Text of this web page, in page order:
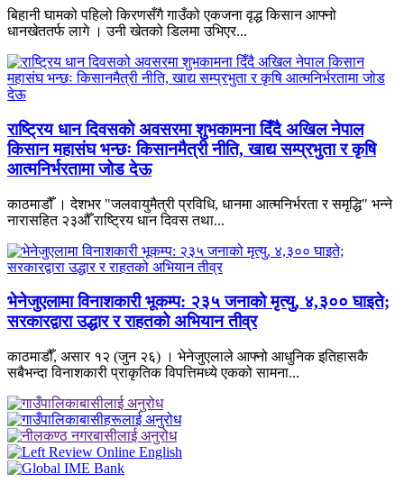
बिहानी घामको पहिलो किरणसँगै गाउँको एकजना वृद्ध किसान आफ्नो
धानखेततर्फ लागे । उनी खेतको डिलमा उभिएर...
राष्ट्रिय धान दिवसको अवसरमा शुभकामना दिँदै अखिल नेपाल
किसान महासंघ भन्छः किसानमैत्री नीति, खाद्य सम्प्रभुता र कृषि
आत्मनिर्भरतामा जोड देऊ
काठमाडौँ । देशभर "जलवायुमैत्री प्रविधि, धानमा आत्मनिर्भरता र समृद्धि" भन्ने
नारासहित २३औँ राष्ट्रिय धान दिवस तथा...
भेनेजुएलामा विनाशकारी भूकम्प: २३५ जनाको मृत्यु, ४,३०० घाइते;
सरकारद्वारा उद्धार र राहतको अभियान तीव्र
काठमाडौँ, असार १२ (जुन २६) । भेनेजुएलाले आफ्नो आधुनिक इतिहासकै
सबैभन्दा विनाशकारी प्राकृतिक विपत्तिमध्ये एकको सामना...